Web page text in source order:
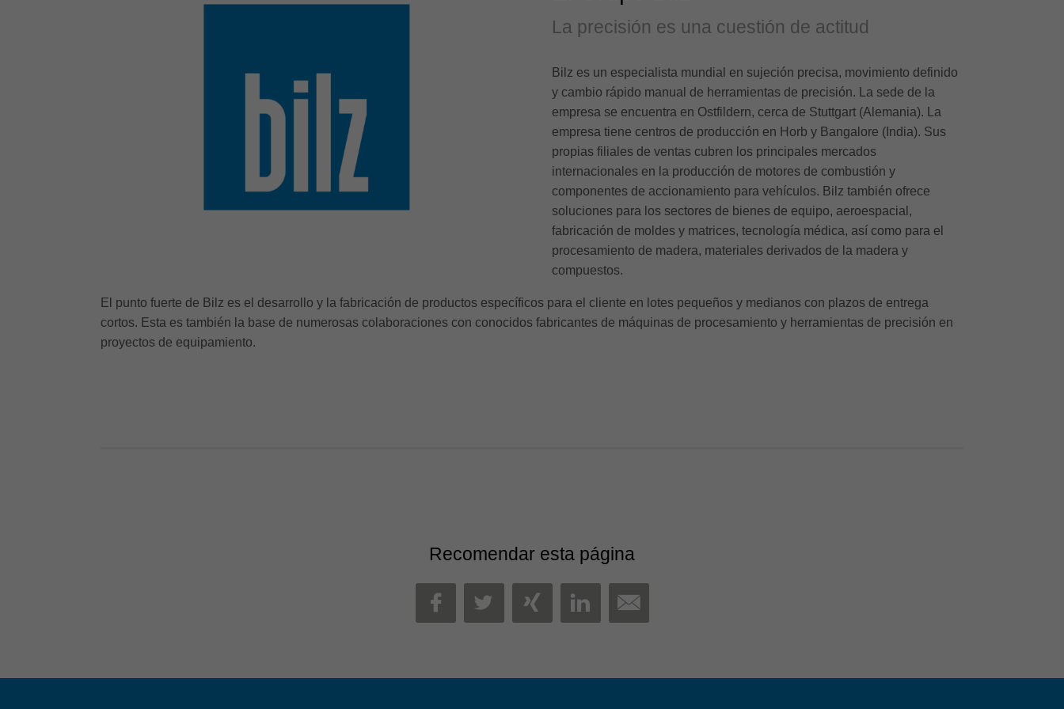
La precisión es una cuestión de actitud
Bilz es un especialista mundial en sujeción precisa, movimiento definido
y cambio rápido manual de herramientas de precisión. La sede de la
empresa se encuentra en Ostfildern, cerca de Stuttgart (Alemania). La
empresa tiene centros de producción en Horb y Bangalore (India). Sus
propias filiales de ventas cubren los principales mercados
internacionales en la producción de motores de combustión y
componentes de accionamiento para vehículos. Bilz también ofrece
soluciones para los sectores de bienes de equipo, aeroespacial,
fabricación de moldes y matrices, tecnología médica, así como para el
procesamiento de madera, materiales derivados de la madera y
compuestos.
El punto fuerte de Bilz es el desarrollo y la fabricación de productos específicos para el cliente en lotes pequeños y medianos con plazos de entrega
cortos. Esta es también la base de numerosas colaboraciones con conocidos fabricantes de máquinas de procesamiento y herramientas de precisión en
proyectos de equipamiento.
Recomendar esta página
FACEBOOK
TWITTER
XINGLINKEDIN
MAIL